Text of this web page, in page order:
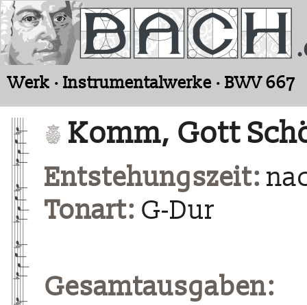
Werk · Instrumentalwerke · BWV 667
Komm, Gott
Entstehungszeit:
Tonart: G-Dur
Gesamtausgaben: